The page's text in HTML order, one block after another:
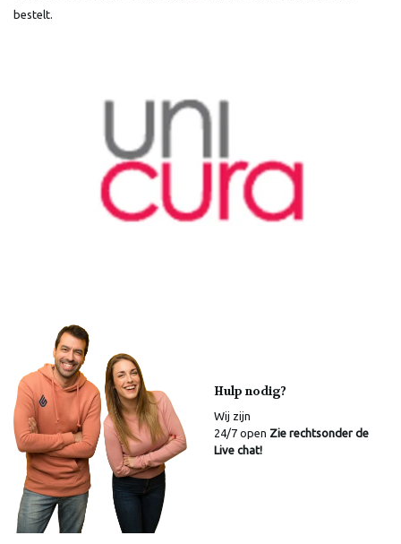
bestelt.
Hulp nodig?
Wij zijn
24/7 open Zie rechtsonder de
Live chat!